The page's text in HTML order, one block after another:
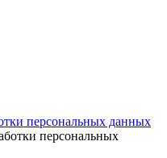
персональных данных
персональных